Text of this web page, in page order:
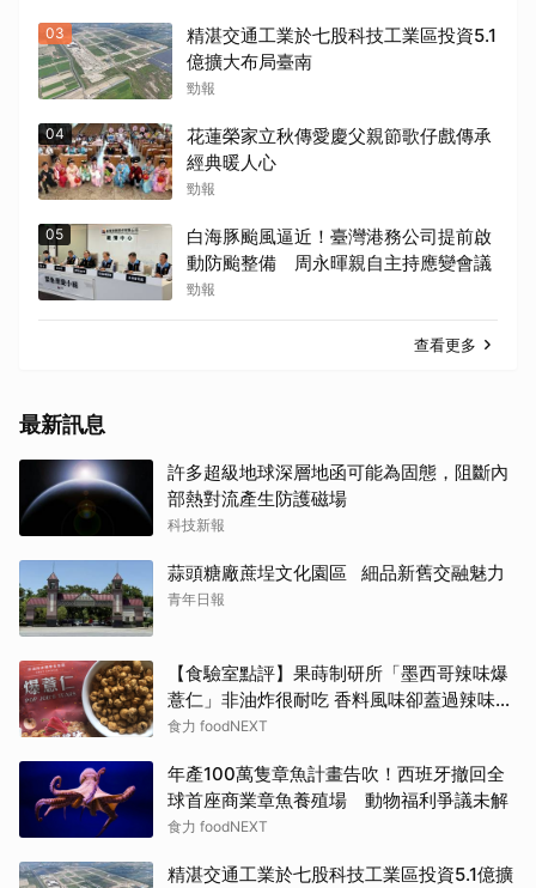
03
精湛交通工業於七股科技工業區投資5.1
億擴大布局臺南
勁報
04
花蓮榮家立秋傳愛慶父親節歌仔戲傳承
經典暖人心
勁報
05
白海豚颱風逼近！臺灣港務公司提前啟
動防颱整備 周永暉親自主持應變會議
勁報
查看更多
最新訊息
許多超級地球深層地函可能為固態，阻斷內
部熱對流產生防護磁場
科技新報
蒜頭糖廠蔗埕文化園區 細品新舊交融魅力
青年日報
【食驗室點評】果蒔制研所「墨西哥辣味爆
薏仁」非油炸很耐吃 香料風味卻蓋過辣味特
色
食力 foodNEXT
年產100萬隻章魚計畫告吹！西班牙撤回全
球首座商業章魚養殖場 動物福利爭議未解
食力 foodNEXT
精湛交通工業於七股科技工業區投資5.1億擴